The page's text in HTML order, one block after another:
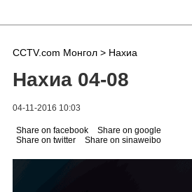
CCTV.com Монгол > Нахиа
Нахиа 04-08
04-11-2016 10:03
Share on facebook
Share on google
Share on twitter
Share on sinaweibo